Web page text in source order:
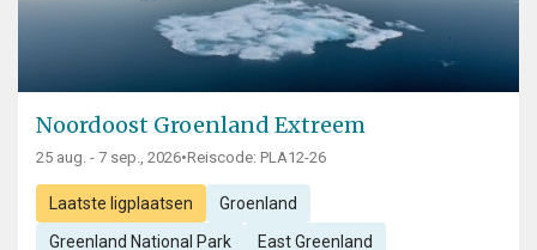
Noordoost Groenland Extreem
25 aug. - 7 sep., 2026•Reiscode: PLA12-26
Laatste ligplaatsen Groenland
Greenland National Park East Greenland